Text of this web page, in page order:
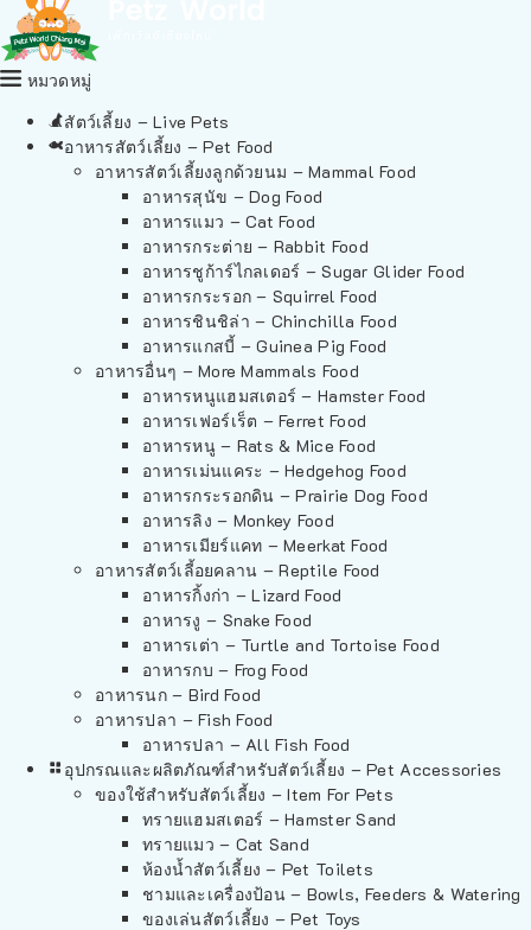
หมวดหมู่
สัตว์เลี้ยง – Live Pets
อาหารสัตว์เลี้ยง – Pet Food
อาหารสัตว์เลี้ยงลูกด้วยนม – Mammal Food
อาหารสุนัข – Dog Food
อาหารแมว – Cat Food
อาหารกระต่าย – Rabbit Food
อาหารชูก้าร์ไกลเดอร์ – Sugar Glider Food
อาหารกระรอก – Squirrel Food
อาหารชินชิล่า – Chinchilla Food
อาหารแกสบี้ – Guinea Pig Food
อาหารอื่นๆ – More Mammals Food
อาหารหนูแฮมสเตอร์ – Hamster Food
อาหารเฟอร์เร็ต – Ferret Food
อาหารหนู – Rats & Mice Food
อาหารเม่นแคระ – Hedgehog Food
อาหารกระรอกดิน – Prairie Dog Food
อาหารลิง – Monkey Food
อาหารเมียร์แคท – Meerkat Food
อาหารสัตว์เลี้อยคลาน – Reptile Food
อาหารกิ้งก่า – Lizard Food
อาหารงู – Snake Food
อาหารเต่า – Turtle and Tortoise Food
อาหารกบ – Frog Food
อาหารนก – Bird Food
อาหารปลา – Fish Food
อาหารปลา – All Fish Food
อุปกรณและผลิตภัณฑ์สำหรับสัตว์เลี้ยง – Pet Accessories
ของใช้สำหรับสัตว์เลี้ยง – Item For Pets
ทรายแฮมสเตอร์ – Hamster Sand
ทรายแมว – Cat Sand
ห้องน้ำสัตว์เลี้ยง – Pet Toilets
ชามและเครื่องป้อน – Bowls, Feeders & Watering
ของเล่นสัตว์เลี้ยง – Pet Toys